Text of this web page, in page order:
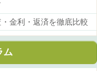
金利・返済を徹底比較
ム